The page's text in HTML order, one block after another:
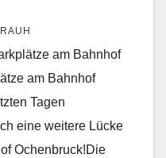
am Bahnhof
am Bahnhof
Tagen
eine weitere Lücke
Ochenbruck!Die